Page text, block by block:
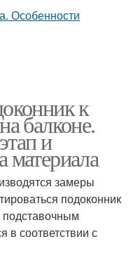
к
балконе.
и
материала
замеры
подоконник
подставочным
в соответствии с